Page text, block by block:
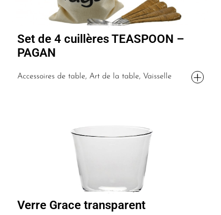
Set de 4 cuillères TEASPOON –
PAGAN
Accessoires de table, Art de la table, Vaisselle
Verre Grace transparent